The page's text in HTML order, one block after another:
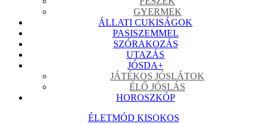
GYERMEK
ÁLLATI CUKISÁGOK
PASISZEMMEL
SZÓRAKOZÁS
UTAZÁS
JÓSDA+
JÁTÉKOS JÓSLÁTOK
ÉLŐ JÓSLÁS
HOROSZKÓP
ÉLETMÓD KISOKOS